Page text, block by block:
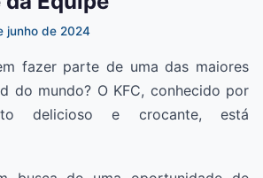
junho de 2024
fazer parte de uma das maiores
do mundo? O KFC, conhecido por
delicioso e crocante, está